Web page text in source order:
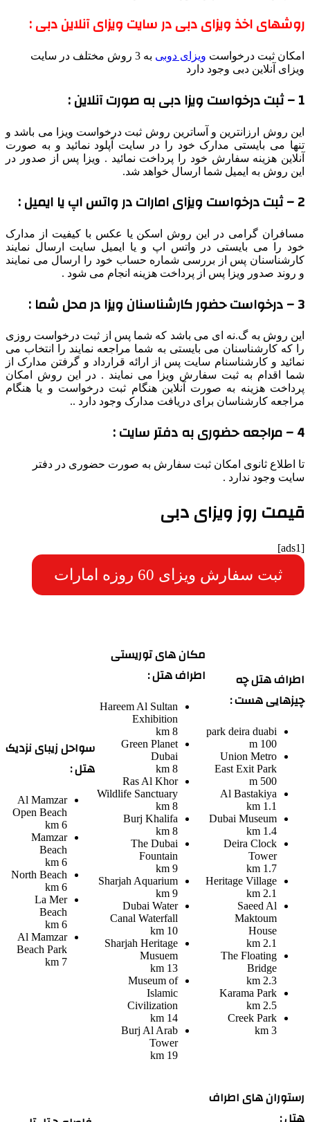
روشهای اخذ ویزای دبی در سایت ویزای آنلاین دبی :
امکان ثبت درخواست ویزای دوبی
به 3 روش مختلف در سایت
ویزای آنلاین دبی وجود دارد
1 – ثبت درخواست ویزا دبی به صورت آنلاین :
این روش ارزانترین و آساترین روش ثبت درخواست ویزا می باشد و
تنها می بایستی مدارک خود را در سایت آپلود نمائید و به صورت
آنلاین هزینه سفارش خود را پرداخت نمائید . ویزا پس از صدور در
این روش به ایمیل شما ارسال خواهد شد.
2 – ثبت درخواست ویزای امارات در واتس اپ یا ایمیل :
مسافران گرامی در این روش اسکن یا عکس با کیفیت از مدارک
خود را می بایستی در واتس اپ و یا ایمیل سایت ارسال نمایند
کارشناسنان پس از بررسی شماره حساب خود را ارسال می نمایند
و روند صدور ویزا پس از پرداخت هزینه انجام می شود .
3 – درخواست حضور کارشناسنان ویزا در محل شما :
این روش به گ.نه ای می باشد که شما پس از ثبت درخواست روزی
را که کارشناسنان می بایستی به شما مراجعه نمایند را انتخاب می
نمائید و کارشناسنام سایت پس از ارائه قرارداد و گرفتن مدارک از
شما اقدام به ثبت سفارش ویزا می نمایند . در این روش امکان
پرداخت هزینه به صورت آنلاین هنگام ثبت درخواست و یا هنگام
مراجعه کارشناسان برای دریافت مدارک وجود دارد ..
4 – مراجعه حضوری به دفتر سایت :
تا اطلاع ثانوی امکان ثبت سفارش به صورت حضوری در دفتر
سایت وجود ندارد .
قیمت روز ویزای دبی
[ads1]
ثبت سفارش ویزای 60 روزه امارات
اطراف هتل چه
چیزهایی هست :
park deira duabi
100 m
Union Metro
East Exit Park
500 m
Al Bastakiya
1.1 km
Dubai Museum
1.4 km
Deira Clock
Tower
1.7 km
Heritage Village
2.1 km
Saeed Al
Maktoum
House
2.1 km
The Floating
Bridge
2.3 km
Karama Park
2.5 km
Creek Park
3 km
مکان های توریستی
اطراف هتل :
Hareem Al Sultan
Exhibition
8 km
Green Planet
Dubai
8 km
Ras Al Khor
Wildlife Sanctuary
8 km
Burj Khalifa
8 km
The Dubai
Fountain
9 km
Sharjah Aquarium
9 km
Dubai Water
Canal Waterfall
10 km
Sharjah Heritage
Musuem
13 km
Museum of
Islamic
Civilization
14 km
Burj Al Arab
Tower
19 km
سواحل زیبای نزدیک
هتل :
Al Mamzar
Open Beach
6 km
Mamzar
Beach
6 km
North Beach
6 km
La Mer
Beach
6 km
Al Mamzar
Beach Park
7 km
رستوران های اطراف